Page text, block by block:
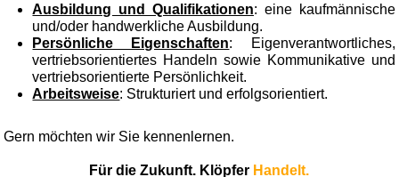
Ausbildung und Qualifikationen: eine kaufmännische
und/oder handwerkliche Ausbildung.
Persönliche Eigenschaften: Eigenverantwortliches,
vertriebsorientiertes Handeln sowie Kommunikative und
vertriebsorientierte Persönlichkeit.
Arbeitsweise: Strukturiert und erfolgsorientiert.
Gern möchten wir Sie kennenlernen.
Für die Zukunft. Klöpfer Handelt.